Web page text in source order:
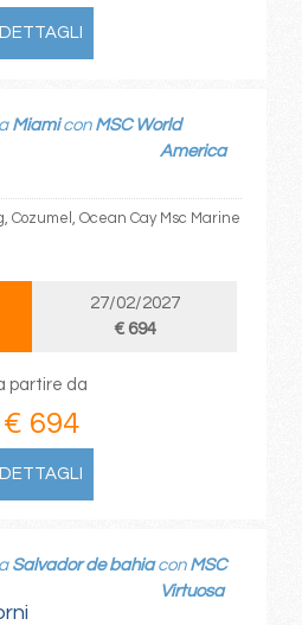
DETTAGLI
Miamicon MSC World
America
Cozumel, Ocean Cay Msc Marine
27/02/2027
€ 694
partire da
€ 694
DETTAGLI
Salvador de bahiacon MSC
Virtuosa